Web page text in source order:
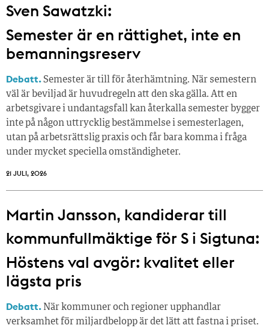
Sven Sawatzki:
Semester är en rättighet, inte en
bemanningsreserv
Debatt.Semester är till för återhämtning. När semestern
väl är beviljad är huvudregeln att den ska gälla. Att en
arbetsgivare i undantagsfall kan återkalla semester bygger
inte på någon uttrycklig bestämmelse i semesterlagen,
utan på arbetsrättslig praxis och får bara komma i fråga
under mycket speciella omständigheter.
21 JULI, 2026
Martin Jansson, kandiderar till
kommunfullmäktige för S i Sigtuna:
Höstens val avgör: kvalitet eller
lägsta pris
Debatt. När kommuner och regioner upphandlar
verksamhet för miljardbelopp är det lätt att fastna i priset.